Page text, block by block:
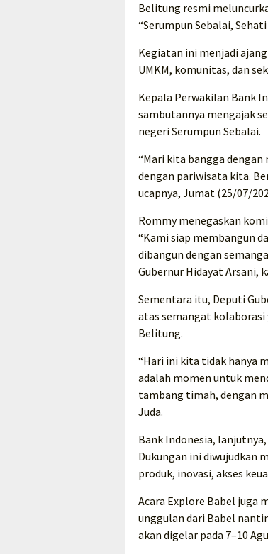
Belitung resmi
“Serumpun Sebalai,
Kegiatan ini menjadi
UMKM, komunitas, dan
Kepala Perwakilan Bank
sambutannya mengajak
negeri Serumpun Sebalai.
“Mari kita bangga
dengan pariwisata kita.
ucapnya, Jumat (25/07/
Rommy menegaskan
“Kami siap membangun
dibangun dengan
Gubernur Hidayat Arsani,
Sementara itu, Deputi
atas semangat
Belitung.
“Hari ini kita tidak hanya
adalah momen untuk
tambang timah, dengan
Juda.
Bank Indonesia,
Dukungan ini diwujudkan
produk, inovasi, akses
Acara Explore Babel juga
unggulan dari Babel
akan digelar pada 7–10